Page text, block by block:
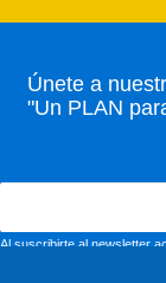
Únete a
"Un PLAN
Al suscribirte al newsletter